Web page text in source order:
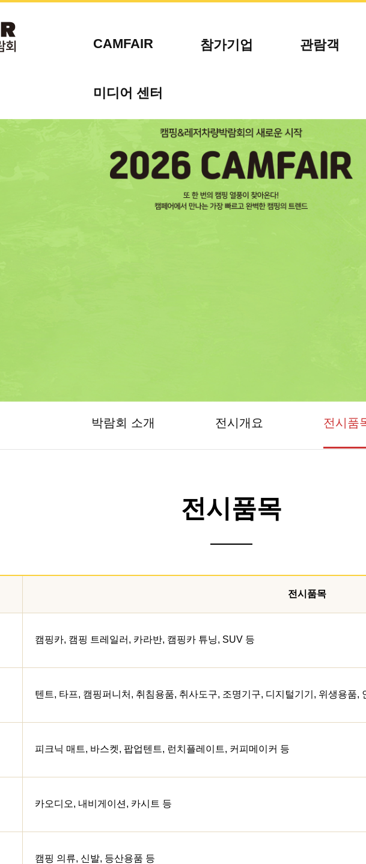
CAMFAIR 참가기업 관람객
미디어 센터
박람회 소개 전시개요 전시품
전시품목
전시품목
캠핑카, 캠핑 트레일러, 카라반, 캠핑카 튜닝, SUV 등
텐트, 타프, 캠핑퍼니처, 취침용품, 취사도구, 조명기구, 디지털기기, 위생용품,
피크닉 매트, 바스켓, 팝업텐트, 런치플레이트, 커피메이커 등
카오디오, 내비게이션, 카시트 등
캠핑 의류, 신발, 등산용품 등